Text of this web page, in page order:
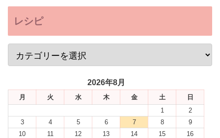
レシピ
2026年8月
月 火 水 木 金 土
日
1
2
3
4 5 6 7 8
9
10
11 12 13 14 15
16